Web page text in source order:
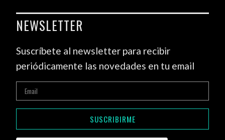
NEWSLETTER
Suscríbete al newsletter para recibir
periódicamente las novedades en tu email
SUSCRIBIRME